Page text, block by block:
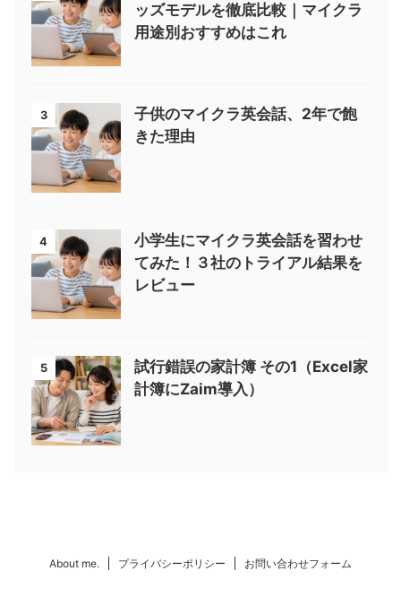
ッズモデルを徹底比較｜マイクラ
用途別おすすめはこれ
3
子供のマイクラ英会話、2年で飽
きた理由
4
小学生にマイクラ英会話を習わせ
てみた！３社のトライアル結果を
レビュー
5
試行錯誤の家計簿 その1（Excel家
計簿にZaim導入）
About me. プライバシーポリシー お問い合わせフォーム